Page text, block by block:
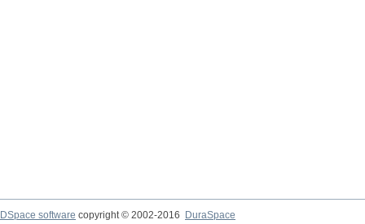
DSpace software copyright © 2002-2016
DuraSpace